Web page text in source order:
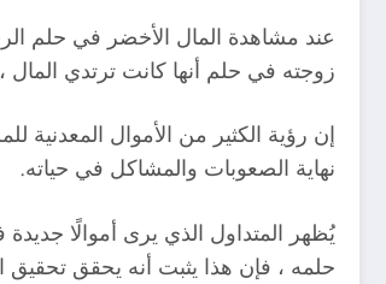
عند مشاهدة المال الأخضر في حلم
زوجته في حلم أنها كانت ترتدي المال ،
إن رؤية الكثير من الأموال المعدنية
نهاية الصعوبات والمشاكل في حياته.
يُظهر المتداول الذي يرى أموالًا
حلمه ، فإن هذا يثبت أنه يحقق تحقيق